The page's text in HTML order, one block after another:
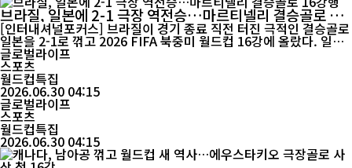
브라질, 일본에 2-1 극장 역전승…마르티넬리 결승골로 16
강행
[인터내셔널포커스] 브라질이 경기 종료 직전 터진 극적인 결승골로
일본을 2-1로 꺾고 2026 FIFA 북중미 월드컵 16강에 올랐다. 일본
은 선제골을 지키기 위해 끝까지 버텼지만 후반 막판 무너지며 아시
아 최초 월드컵 3회 연속 16강 진출 도전에 마침표를 찍었다. 브라질
은 30일(한국시간) 미국 휴스턴 NRG 스타디움에서 열린 월드컵 32
강전에서 일본에 역전승을 거뒀다. 6만여 관중...
글로벌라이프
스포츠
월드컵특집
2026.06.30 04:15
글로벌라이프
스포츠
월드컵특집
2026.06.30 04:15